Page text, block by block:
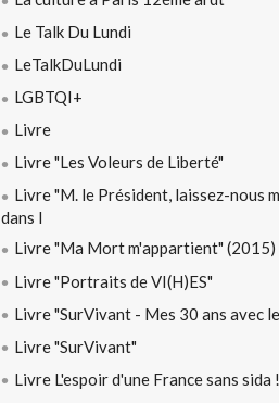
Le Talk Du Lundi
LeTalkDuLundi
LGBTQI+
Livre
Livre "Les Voleurs de Liberté"
Livre "M. le Président, laissez-nous
dans l
Livre "Ma Mort m'appartient" (2015)
Livre "Portraits de VI(H)ES"
Livre "SurVivant - Mes 30 ans avec
Livre "SurVivant"
Livre L'espoir d'une France sans sida !